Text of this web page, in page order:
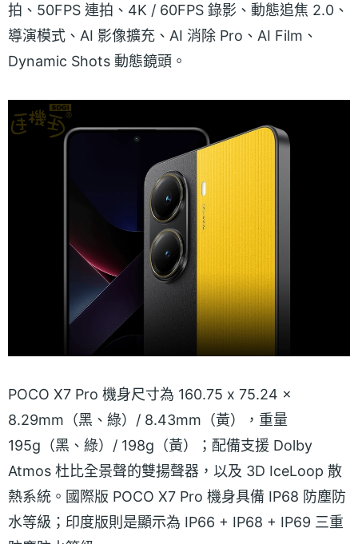
拍、50FPS 連拍、4K / 60FPS 錄影、動態追焦 2.0、
導演模式、AI 影像擴充、AI 消除 Pro、AI Film、
Dynamic Shots 動態鏡頭。
POCO X7 Pro 機身尺寸為 160.75 x 75.24 x
8.29mm（黑、綠）/ 8.43mm（黃），重量
195g（黑、綠）/ 198g（黃）；配備支援 Dolby
Atmos 杜比全景聲的雙揚聲器，以及 3D IceLoop 散
熱系統。國際版 POCO X7 Pro 機身具備 IP68 防塵防
水等級；印度版則是顯示為 IP66 + IP68 + IP69 三重